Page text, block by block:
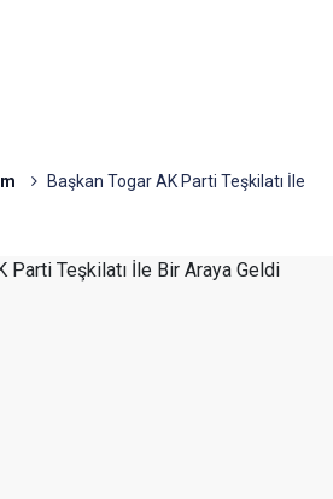
Başkan Togar AK Parti Teşkilatı İle